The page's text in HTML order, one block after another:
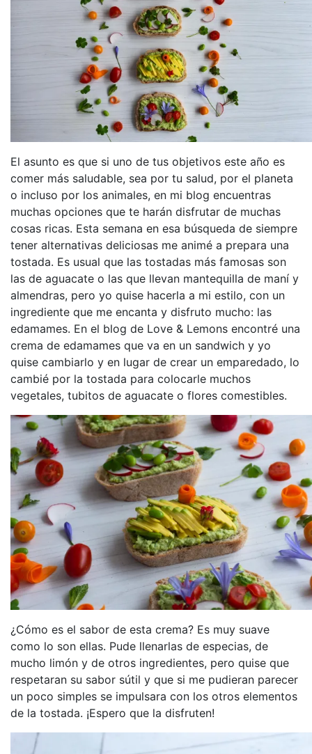
El asunto es que si uno de tus objetivos este año es
comer más saludable, sea por tu salud, por el planeta
o incluso por los animales, en mi blog encuentras
muchas opciones que te harán disfrutar de muchas
cosas ricas. Esta semana en esa búsqueda de siempre
tener alternativas deliciosas me animé a prepara una
tostada. Es usual que las tostadas más famosas son
las de aguacate o las que llevan mantequilla de maní y
almendras, pero yo quise hacerla a mi estilo, con un
ingrediente que me encanta y disfruto mucho: las
edamames. En el blog de Love & Lemons encontré una
crema de edamames que va en un sandwich y yo
quise cambiarlo y en lugar de crear un emparedado, lo
cambié por la tostada para colocarle muchos
vegetales, tubitos de aguacate o flores comestibles.
¿Cómo es el sabor de esta crema? Es muy suave
como lo son ellas. Pude llenarlas de especias, de
mucho limón y de otros ingredientes, pero quise que
respetaran su sabor sútil y que si me pudieran parecer
un poco simples se impulsara con los otros elementos
de la tostada. ¡Espero que la disfruten!